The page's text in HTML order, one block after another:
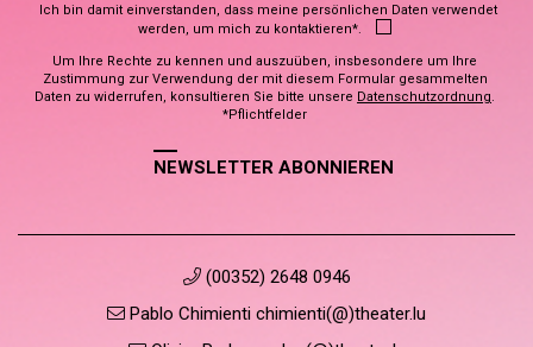
Ich bin damit einverstanden, dass meine persönlichen Daten verwendet
werden, um mich zu kontaktieren*.
Um Ihre Rechte zu kennen und auszuüben, insbesondere um Ihre
Zustimmung zur Verwendung der mit diesem Formular gesammelten
Daten zu widerrufen, konsultieren Sie bitte unsere Datenschutzordnung.
*Pflichtfelder
NEWSLETTER ABONNIEREN
(00352) 2648 0946
Pablo Chimienti chimienti(@)theater.lu